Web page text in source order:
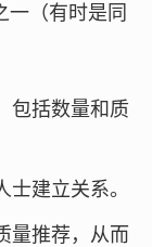
一（有时是同
包括数量和质
建立关系。
量推荐，从而